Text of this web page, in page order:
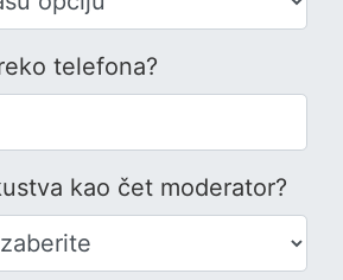
telefona?
kao čet moderator?